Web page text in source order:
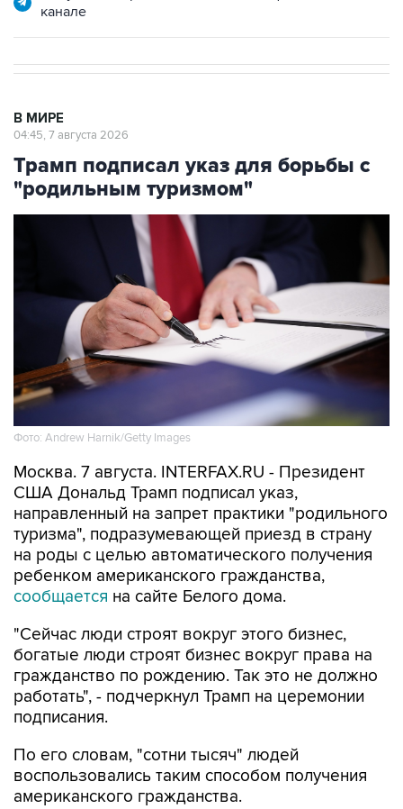
канале
В МИРЕ
04:45, 7 августа 2026
Трамп подписал указ для борьбы с
"родильным туризмом"
Фото: Andrew Harnik/Getty Images
Москва. 7 августа. INTERFAX.RU - Президент
США Дональд Трамп подписал указ,
направленный на запрет практики "родильного
туризма", подразумевающей приезд в страну
на роды с целью автоматического получения
ребенком американского гражданства,
сообщается на сайте Белого дома.
"Сейчас люди строят вокруг этого бизнес,
богатые люди строят бизнес вокруг права на
гражданство по рождению. Так это не должно
работать", - подчеркнул Трамп на церемонии
подписания.
По его словам, "сотни тысяч" людей
воспользовались таким способом получения
американского гражданства.